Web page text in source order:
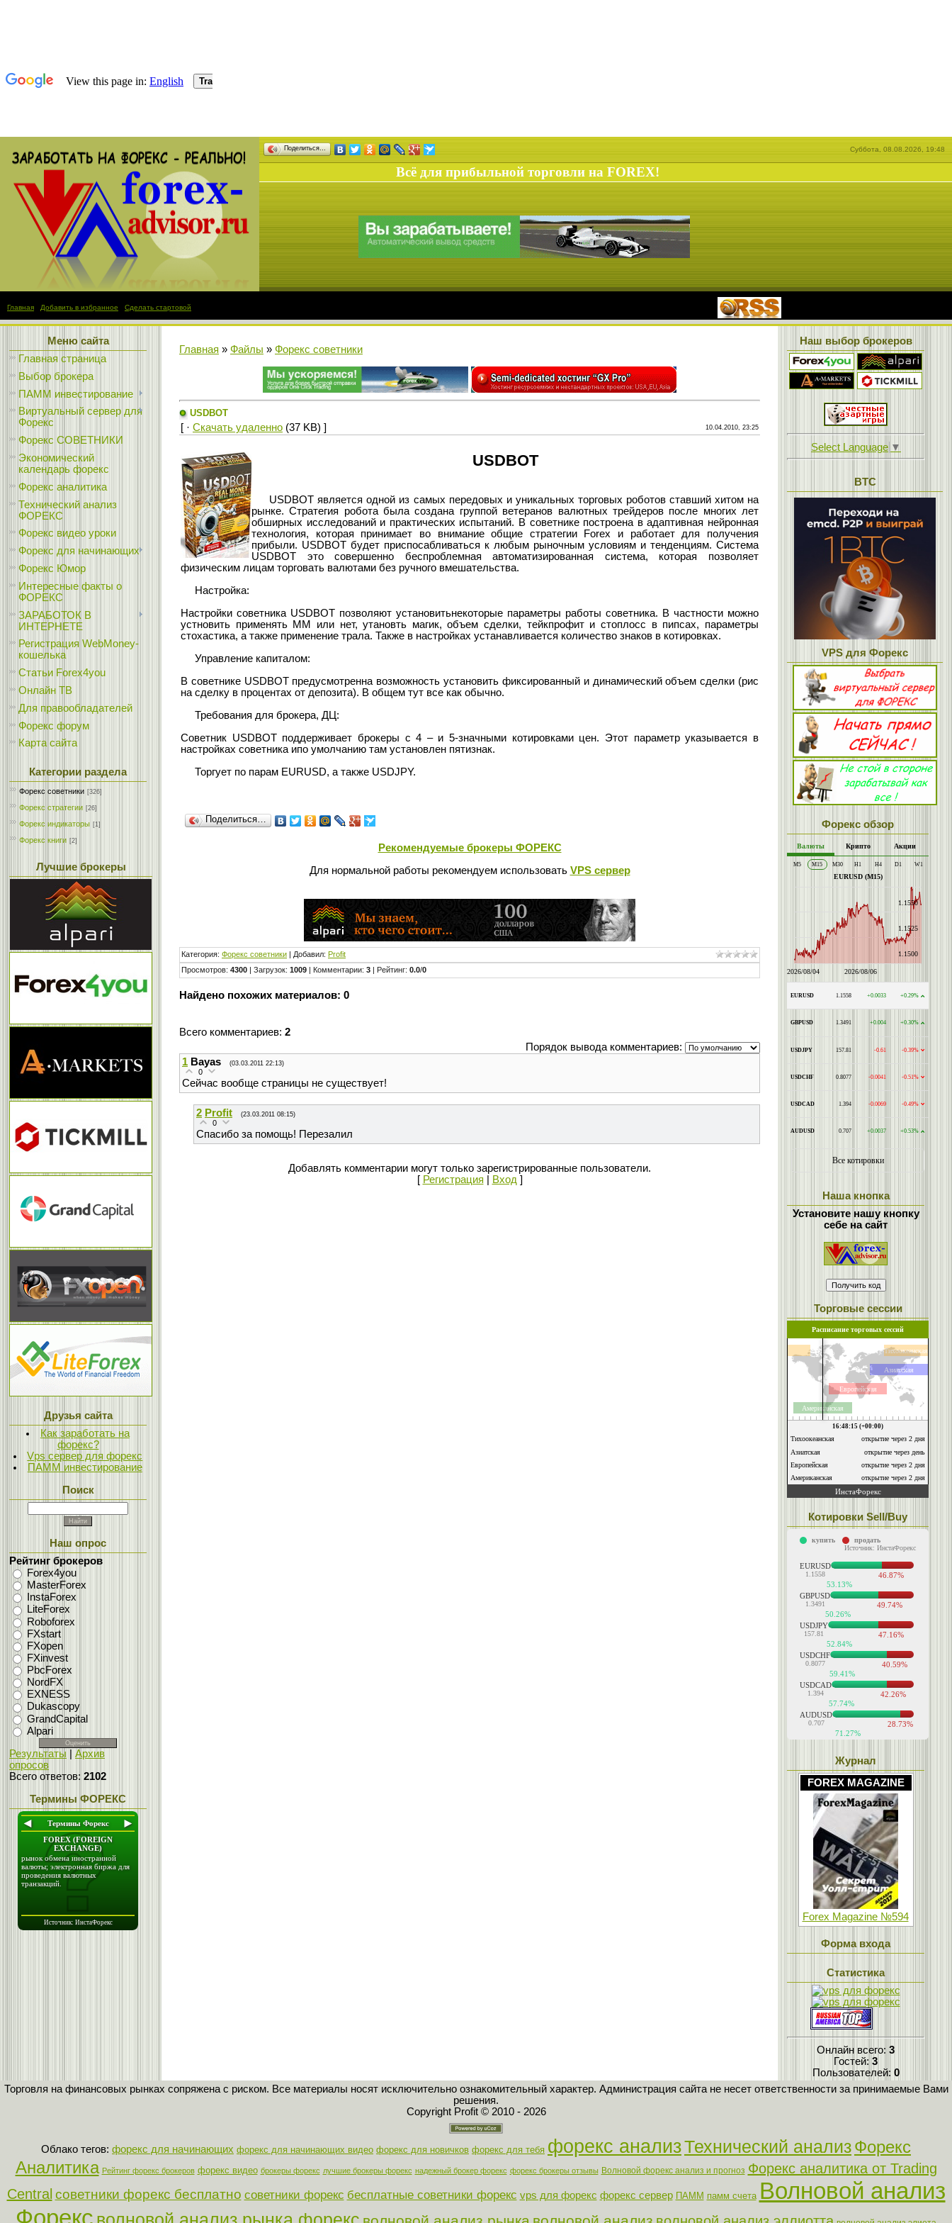
Поделиться… Суббота, 08.08.2026, 19:48
Всё для прибыльной торговли на FOREX!
Главная Добавить в избранное Сделать стартовой
Меню сайта
Главная страница
Выбор брокера
ПАММ инвестирование
Виртуальный сервер для
Форекс
Форекс СОВЕТНИКИ
Экономический
календарь форекс
Форекс аналитика
Технический анализ
ФОРЕКС
Форекс видео уроки
Форекс для начинающих
Форекс Юмор
Интересные факты о
ФОРЕКС
ЗАРАБОТОК В
ИНТЕРНЕТЕ
Регистрация WebMoney-
кошелька
Статьи Forex4you
Онлайн ТВ
Для правообладателей
Форекс форум
Карта сайта
Категории раздела
Форекс cоветники [326]
Форекс стратегии [26]
Форекс индикаторы [1]
Форекс книги [2]
Лучшие брокеры
Друзья сайта
Как заработать на
форекс?
Vps сервер для форекс
ПАММ инвестирование
Поиск
Наш опрос
Рейтинг брокеров
Forex4you
MasterForex
InstaForex
LiteForex
Roboforex
FXstart
FXopen
FXinvest
PbcForex
NordFX
EXNESS
Dukascopy
GrandCapital
Alpari
Результаты
Архив
опросов
Всего ответов: 2102
Термины ФОРЕКС
Главная » Файлы » Форекс cоветники
USDBOT
[ · Скачать удаленно (37 KB) ] 10.04.2010, 23:25
USDBOT
USDBOT является одной из самых передовых и уникальных торговых роботов ставший хитом на
рынке. Стратегия робота была создана группой ветеранов валютных трейдеров после многих лет
обширных исследований и практических испытаний. В советнике построена в адаптивная нейронная
технология, которая принимает во внимание общие стратегии Forex и работает для получения
прибыли. USDBOT будет приспосабливаться к любым рыночным условиям и тенденциям. Система
USDBOT это совершенно беспроблемная автоматизированная система, которая позволяет
физическим лицам торговать валютами без ручного вмешательства.
Настройка:
Настройки советника USDBOT позволяют установитьнекоторые параметры работы советника. В частности можно
устновить применять ММ или нет, утановть магик, объем сделки, тейкпрофит и стоплосс в пипсах, параметры
стохастика, а также применение трала. Также в настройках устанавливается количество знаков в котировках.
Управление капиталом:
В советнике USDBOT предусмотренна возможность установить фиксированный и динамический объем сделки (рис
на сделку в процентах от депозита). В общем тут все как обычно.
Требования для брокера, ДЦ:
Советник USDBOT поддерживает брокеры с 4 – и 5-значными котировками цен. Этот параметр указывается в
настройках советника ипо умолчанию там установлен пятизнак.
Торгует по парам EURUSD, а также USDJPY.
Поделиться…
Рекомендуемые брокеры ФОРЕКС
Для нормальной работы рекомендуем использовать VPS сервер
Категория: Форекс cоветники | Добавил: Profit
Просмотров: 4300 | Загрузок: 1009 | Комментарии: 3 | Рейтинг: 0.0/0
Найдено похожих материалов: 0
Всего комментариев: 2
Порядок вывода комментариев:
1 Bayas (03.03.2011 22:13)
0
Сейчас вообще страницы не существует!
2 Profit (23.03.2011 08:15)
0
Спасибо за помощь! Перезалил
Добавлять комментарии могут только зарегистрированные пользователи.
[ Регистрация Вход ]
Наш выбор брокеров
Select Language ▼
BTC
VPS для Форекс
Форекс обзор
Наша кнопка
Установите нашу кнопку
себе на сайт
Торговые сессии
Котировки Sell/Buy
Журнал
FOREX MAGAZINE
Forex Magazine №594
Форма входа
Статистика
Онлайн всего: 3
Гостей: 3
Пользователей: 0
Торговля на финансовых рынках сопряжена с риском. Все материалы носят исключительно ознакомительный характер. Администрация сайта не несет ответственности за принимаемые Вами
решения.
Copyright Profit © 2010 - 2026
Облако тегов: форекс для начинающих форекс для начинающих видео форекс для новичков форекс для тебя форекс анализТехнический анализФорекс
Аналитика Рейтинг форекс брокеров форекс видео брокеры форекс лучшие брокеры форекс надежный брокер форекс форекс брокеры отзывы Волновой форекс анализ и прогноз Форекс аналитика от Trading
Central советники форекс бесплатно советники форекс бесплатные советники форекс vps для форекс форекс сервер ПАММ памм счета Волновой анализ
Форекс